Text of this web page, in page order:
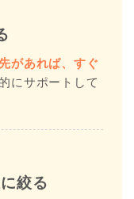
があれば、すぐ
にサポートして
絞る